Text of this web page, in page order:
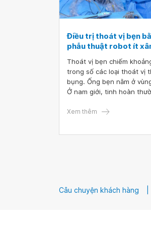
Điều trị thoát vị bẹn
phẫu thuật robot ít
Thoát vị bẹn chiếm
trong số các loại thoát vị
bụng. Ống bẹn nằm ở
Ở nam giới, tinh hoàn
gian ngắn trước khi sinh. Ở
Xem thêm
Câu chuyện khách hàng